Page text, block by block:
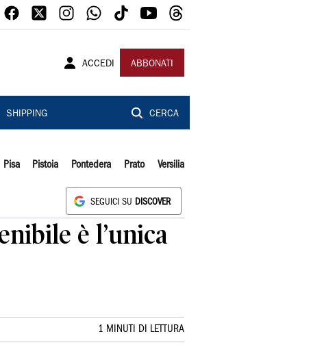
ACCEDI ABBONATI
SHIPPING CERCA
Pisa Pistoia Pontedera Prato Versilia
SEGUICI SU DISCOVER
è l’unica
1 MINUTI DI LETTURA